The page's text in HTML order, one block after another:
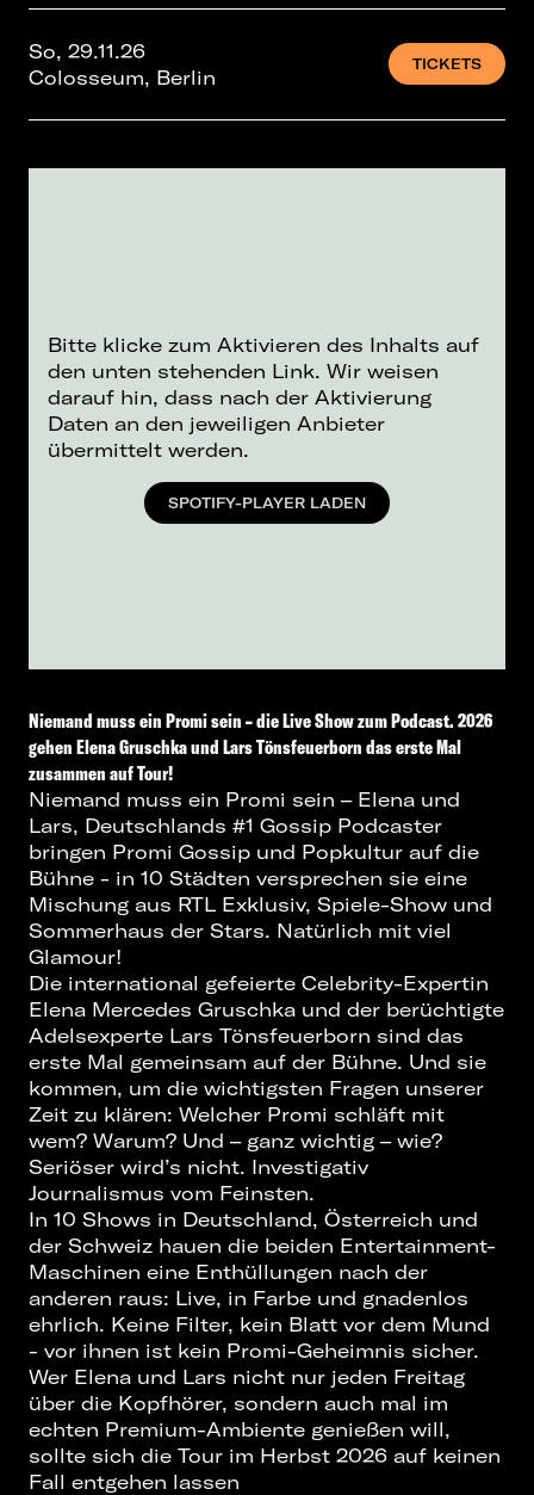
So, 29.11.26
Colosseum, Berlin
TICKETS
Bitte klicke zum Aktivieren des Inhalts auf
den unten stehenden Link. Wir weisen
darauf hin, dass nach der Aktivierung
Daten an den jeweiligen Anbieter
übermittelt werden.
SPOTIFY-PLAYER LADEN
Niemand muss ein Promi sein – die Live Show zum Podcast. 2026
gehen Elena Gruschka und Lars Tönsfeuerborn das erste Mal
zusammen auf Tour!
Niemand muss ein Promi sein – Elena und
Lars, Deutschlands #1 Gossip Podcaster
bringen Promi Gossip und Popkultur auf die
Bühne - in 10 Städten versprechen sie eine
Mischung aus RTL Exklusiv, Spiele-Show und
Sommerhaus der Stars. Natürlich mit viel
Glamour!
Die international gefeierte Celebrity-Expertin
Elena Mercedes Gruschka und der berüchtigte
Adelsexperte Lars Tönsfeuerborn sind das
erste Mal gemeinsam auf der Bühne. Und sie
kommen, um die wichtigsten Fragen unserer
Zeit zu klären: Welcher Promi schläft mit
wem? Warum? Und – ganz wichtig – wie?
Seriöser wird’s nicht. Investigativ
Journalismus vom Feinsten.
In 10 Shows in Deutschland, Österreich und
der Schweiz hauen die beiden Entertainment-
Maschinen eine Enthüllungen nach der
anderen raus: Live, in Farbe und gnadenlos
ehrlich. Keine Filter, kein Blatt vor dem Mund
- vor ihnen ist kein Promi-Geheimnis sicher.
Wer Elena und Lars nicht nur jeden Freitag
über die Kopfhörer, sondern auch mal im
echten Premium-Ambiente genießen will,
sollte sich die Tour im Herbst 2026 auf keinen
Fall entgehen lassen